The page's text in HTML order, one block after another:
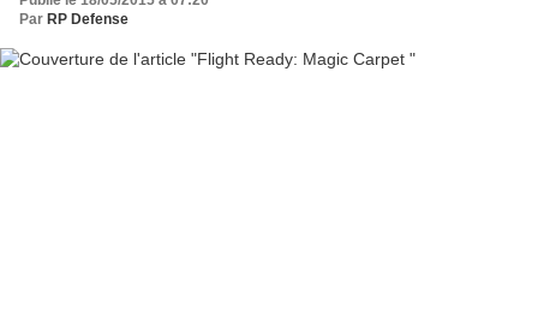
Par RP Defense